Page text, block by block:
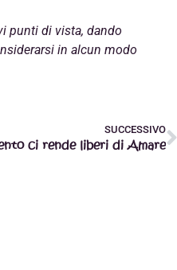
punti di vista, dando
in alcun modo
SUCCESSIVO
ci rende liberi di Amare